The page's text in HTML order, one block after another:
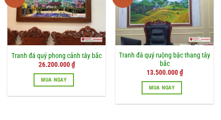
Tranh đá quý phong cảnh tây bắc
Giá
là:
28.400.000 ₫.
26.200.000₫Giá
hiện
MUA NGAY
Tranh đá quý ruộng bậc thang tây
bắc
Giá
là:
16.300.000 ₫.
13.500.000₫Giá
hiện
MUA NGAY